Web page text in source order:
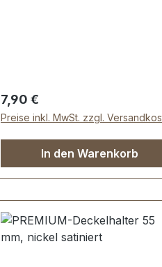
Regulärer Preis:
7,90 €
Preise inkl. MwSt. zzgl.
In den Warenkorb